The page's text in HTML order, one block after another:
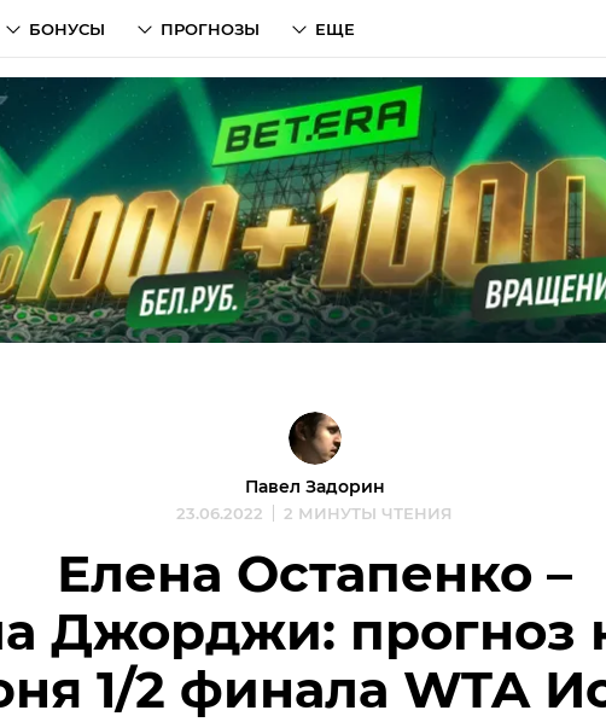
БОНУСЫ ПРОГНОЗЫ ЕЩЕ
Павел Задорин
23.06.2022 2 МИНУТЫ ЧТЕНИЯ
Елена Остапенко –
Джорджи: прогноз
1/2 финала WTA